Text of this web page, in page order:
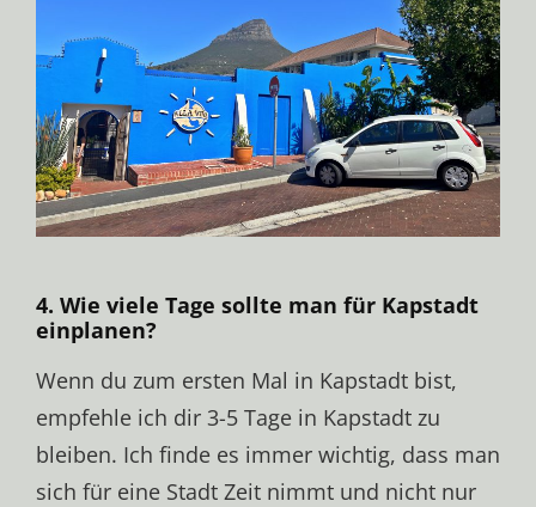
4. Wie viele Tage sollte man für Kapstadt
einplanen?
Wenn du zum ersten Mal in Kapstadt bist,
empfehle ich dir 3-5 Tage in Kapstadt zu
bleiben. Ich finde es immer wichtig, dass man
sich für eine Stadt Zeit nimmt und nicht nur